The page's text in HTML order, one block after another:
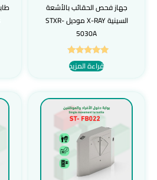
جهاز فحص الحقائب بالأشعة
السينية X-RAY موديل STXR-
5030A
تم التقييم
5.00
قراءة المزيد